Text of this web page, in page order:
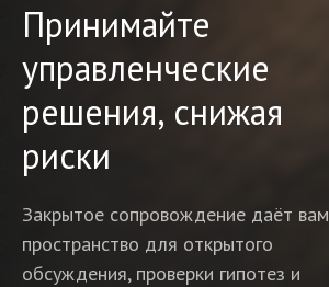
Закрытое сопровождение даёт вам
пространство для открытого
обсуждения, проверки гипотез и
Принимайте
управленческие
решения, снижая
риски